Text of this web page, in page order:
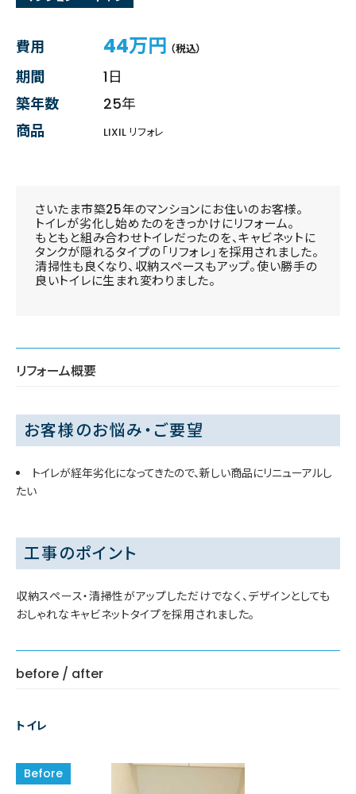
費用 44万円 （税込）
期間
1日
築年数
25年
商品
LIXIL リフォレ
さいたま市築25年のマンションにお住いのお客様。
トイレが劣化し始めたのをきっかけにリフォーム。
もともと組み合わせトイレだったのを、キャビネットに
タンクが隠れるタイプの「リフォレ」を採用されました。
清掃性も良くなり、収納スペースもアップ。使い勝手の
良いトイレに生まれ変わりました。
リフォーム概要
お客様のお悩み・ご要望
トイレが経年劣化になってきたので、新しい商品にリニューアルし
たい
工事のポイント
収納スペース・清掃性がアップしただけでなく、デザインとしても
おしゃれなキャビネットタイプを採用されました。
before / after
トイレ